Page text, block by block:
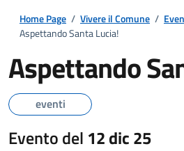
Home Page / Vivere il Comune /
Aspettando Santa Lucia!
Aspettando
eventi
Evento del 12 dic 25